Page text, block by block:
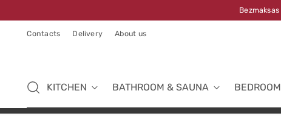
Contacts Delivery About us
KITCHEN BATHROOM & SAUNA BEDROOM